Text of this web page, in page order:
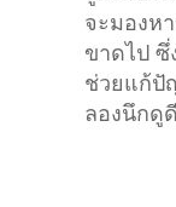
ขาดไป ซึ่
ช่วยแก้ปั
ลองนึกดู